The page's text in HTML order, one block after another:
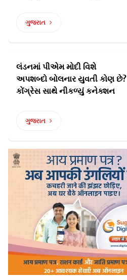
ગુજરાત
લંડનમાં પીએમ મોદી વિશે
અપશબ્દો બોલનાર યુવતી કોણ છે?
કોંગ્રેસ સાથે નીકળ્યું કનેક્શન
ગુજરાત